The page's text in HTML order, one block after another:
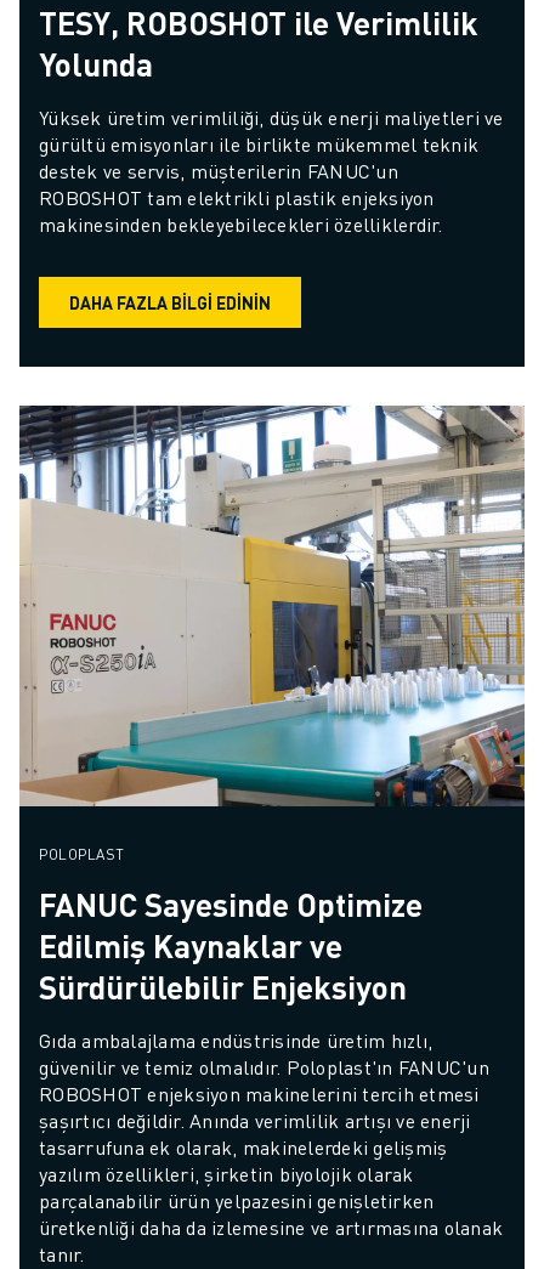
TESY, ROBOSHOT ile Verimlilik
Yolunda
Yüksek üretim verimliliği, düşük enerji maliyetleri ve
gürültü emisyonları ile birlikte mükemmel teknik
destek ve servis, müşterilerin FANUC'un
ROBOSHOT tam elektrikli plastik enjeksiyon
makinesinden bekleyebilecekleri özelliklerdir.
DAHA FAZLA BILGI EDININ
POLOPLAST
FANUC Sayesinde Optimize
Edilmiş Kaynaklar ve
Sürdürülebilir Enjeksiyon
Gıda ambalajlama endüstrisinde üretim hızlı,
güvenilir ve temiz olmalıdır. Poloplast'ın FANUC'un
ROBOSHOT enjeksiyon makinelerini tercih etmesi
şaşırtıcı değildir. Anında verimlilik artışı ve enerji
tasarrufuna ek olarak, makinelerdeki gelişmiş
yazılım özellikleri, şirketin biyolojik olarak
parçalanabilir ürün yelpazesini genişletirken
üretkenliği daha da izlemesine ve artırmasına olanak
tanır.